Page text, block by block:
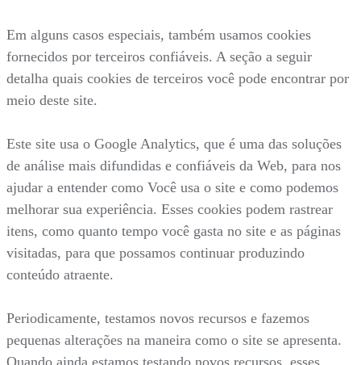
Em alguns casos especiais, também usamos cookies
fornecidos por terceiros confiáveis. A seção a seguir
detalha quais cookies de terceiros você pode encontrar por
meio deste site.
Este site usa o Google Analytics, que é uma das soluções
de análise mais difundidas e confiáveis da Web, para nos
ajudar a entender como Você usa o site e como podemos
melhorar sua experiência. Esses cookies podem rastrear
itens, como quanto tempo você gasta no site e as páginas
visitadas, para que possamos continuar produzindo
conteúdo atraente.
Periodicamente, testamos novos recursos e fazemos
pequenas alterações na maneira como o site se apresenta.
Quando ainda estamos testando novos recursos, esses